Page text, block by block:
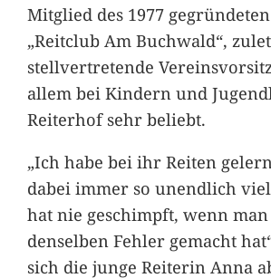
Mitglied des 1977
„Reitclub Am Buchwald“,
stellvertretende
allem bei Kindern und
Reiterhof sehr beliebt.
„Ich habe bei ihr Reiten
dabei immer so unendlich
hat nie geschimpft, wenn
denselben Fehler gemacht
sich die junge Reiterin Anna